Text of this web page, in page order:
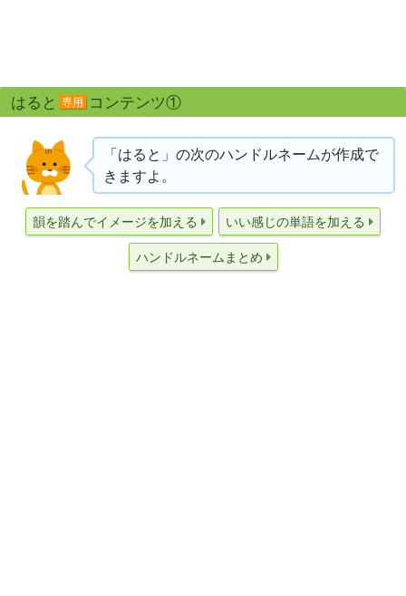
はると 専用 コンテンツ①
「はると」の次のハンドルネームが作成で
きますよ。
韻を踏んでイメージを加える いい感じの単語を加える
ハンドルネームまとめ